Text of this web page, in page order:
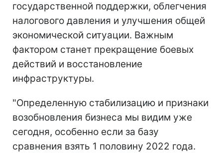
государственной поддержки, облегчения
налогового давления и улучшения общей
экономической ситуации. Важным
фактором станет прекращение боевых
действий и восстановление
инфраструктуры.
"Определенную стабилизацию и признаки
возобновления бизнеса мы видим уже
сегодня, особенно если за базу
сравнения взять 1 половину 2022 года.